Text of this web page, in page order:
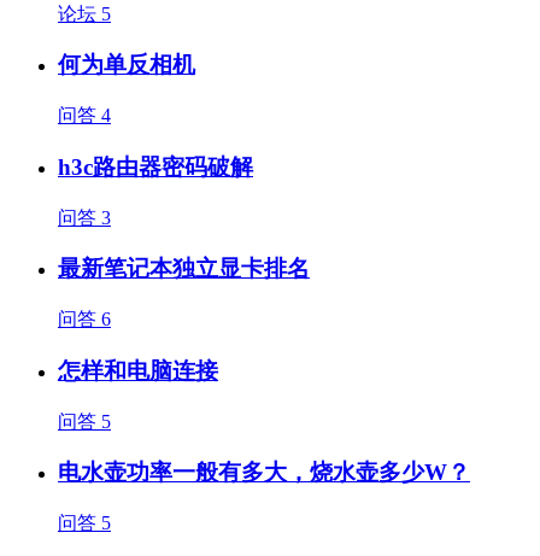
论坛 5
何为单反相机
问答 4
h3c路由器密码破解
问答 3
最新笔记本独立显卡排名
问答 6
怎样和电脑连接
问答 5
电水壶功率一般有多大，烧水壶多少W？
问答 5